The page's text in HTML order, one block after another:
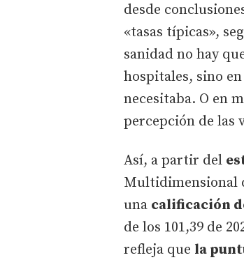
desde
«tasas típicas»,
sanidad no hay
hospitales, sino
necesitaba. O en
percepción de las
Así, a partir del
Multidimensional
una calificación
de los 101,39 de
refleja que la